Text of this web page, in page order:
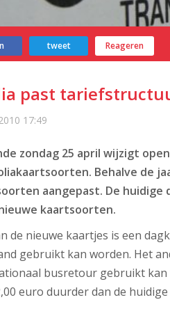
tweet Reageren
past
17:49
zondag 25 april wijzigt
Behalve de
aangepast. De
kaartsoorten.
de nieuwe kaartjes is een
gebruikt kan worden. Het
busretour gebruikt kan
euro duurder dan de